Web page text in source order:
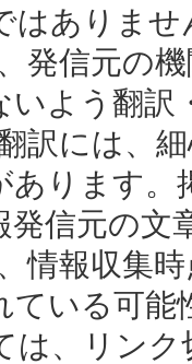
はありませ
発信元の
いよう翻訳
訳には、
あります。
発信元の文
情報収集
ている可
は、リン